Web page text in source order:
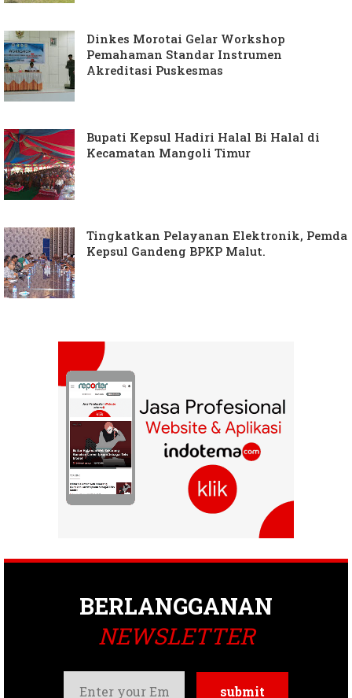
Dinkes Morotai Gelar Workshop
Pemahaman Standar Instrumen
Akreditasi Puskesmas
Bupati Kepsul Hadiri Halal Bi Halal di
Kecamatan Mangoli Timur
Tingkatkan Pelayanan Elektronik, Pemda
Kepsul Gandeng BPKP Malut.
BERLANGGANAN
NEWSLETTER